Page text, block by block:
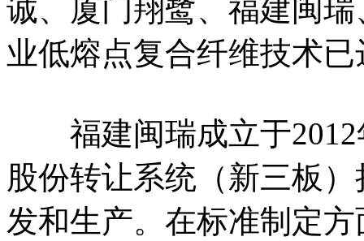
诚、厦门翔鹭、福建闽
业低熔点复合纤维技术
福建闽瑞成立于2012
股份转让系统（新三板
发和生产。在标准制定